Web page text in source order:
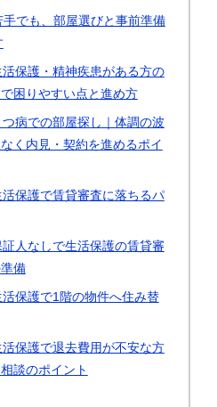
でも、部屋選びと事前準備
保護・精神疾患がある方の
困りやすい点と進め方
病での部屋探し｜体調の波
く内見・契約を進めるポイ
保護で賃貸審査に落ちるパ
人なしで生活保護の賃貸審
備
保護で1階の物件へ住み替
保護で退去費用が不安な方
談のポイント